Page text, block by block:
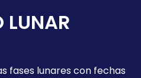
LUNAR
fases lunares con fechas